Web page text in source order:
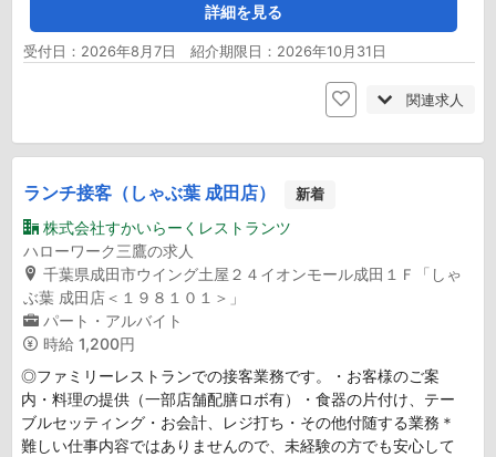
詳細を見る
受付日：2026年8月7日 紹介期限日：2026年10月31日
関連求人
ランチ接客（しゃぶ葉 成田店） 新着
株式会社すかいらーくレストランツ
ハローワーク三鷹の求人
千葉県成田市ウイング土屋２４イオンモール成田１Ｆ「しゃ
ぶ葉 成田店＜１９８１０１＞」
パート・アルバイト
時給 1,200円
◎ファミリーレストランでの接客業務です。・お客様のご案
内・料理の提供（一部店舗配膳ロボ有）・食器の片付け、テー
ブルセッティング・お会計、レジ打ち・その他付随する業務＊
難しい仕事内容ではありませんので、未経験の方でも安心して